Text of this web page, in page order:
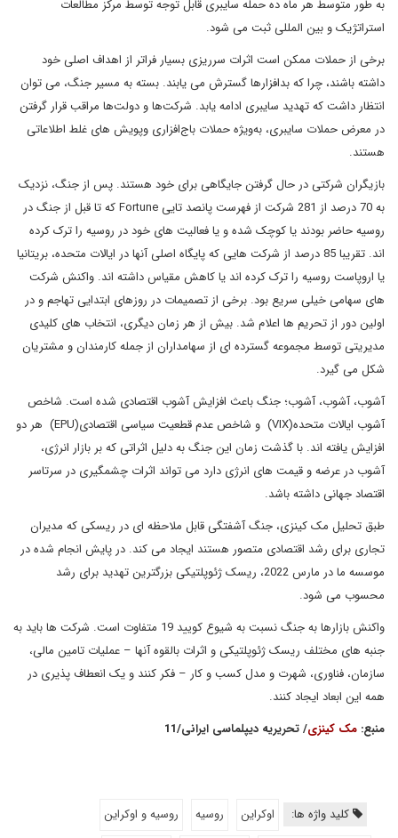
به طور متوسط هر ماه ده حمله سایبری قابل توجه توسط مرکز مطالعات
استراتژیک و بین المللی ثبت می شود.
برخی از حملات ممکن است اثرات سرریزی بسیار فراتر از اهداف اصلی خود
داشته باشند، چرا که بدافزارها گسترش می یابند. بسته به مسیر جنگ، می توان
انتظار داشت که تهدید سایبری ادامه یابد. شرکت‌ها و دولت‌ها مراقب قرار گرفتن
در معرض حملات سایبری، به‌ویژه حملات باج‌افزاری وپویش های غلط اطلاعاتی
هستند.
بازیگران شرکتی در حال گرفتن جایگاهی برای خود هستند. پس از جنگ، نزدیک
به 70 درصد از 281 شرکت از فهرست پانصد تایی Fortune که تا قبل از جنگ در
روسیه حاضر بودند یا کوچک شده و یا فعالیت های خود در روسیه را ترک کرده
اند. تقریبا 85 درصد از شرکت هایی که پایگاه اصلی آنها در ایالات متحده، بریتانیا
یا اروپاست روسیه را ترک کرده اند یا کاهش مقیاس داشته اند. واکنش شرکت
های سهامی خیلی سریع بود. برخی از تصمیمات در روزهای ابتدایی تهاجم و در
اولین دور از تحریم ها اعلام شد. بیش از هر زمان دیگری، انتخاب های کلیدی
مدیریتی توسط مجموعه گسترده ای از سهامداران از جمله کارمندان و مشتریان
شکل می گیرد.
آشوب، آشوب، آشوب؛ جنگ باعث افزایش آشوب اقتصادی شده است. شاخص
آشوب ایالات متحده(VIX) و شاخص عدم قطعیت سیاسی اقتصادی(EPU) هر دو
افزایش یافته اند. با گذشت زمان این جنگ به دلیل اثراتی که بر بازار انرژی،
آشوب در عرضه و قیمت های انرژی دارد می تواند اثرات چشمگیری در سرتاسر
اقتصاد جهانی داشته باشد.
طبق تحلیل مک کینزی، جنگ آشفتگی قابل ملاحظه ای در ریسکی که مدیران
تجاری برای رشد اقتصادی متصور هستند ایجاد می کند. در پایش انجام شده در
موسسه ما در مارس 2022، ریسک ژئوپلتیکی بزرگترین تهدید برای رشد
محسوب می شود.
واکنش بازارها به جنگ نسبت به شیوع کویید 19 متفاوت است. شرکت ها باید به
جنبه های مختلف ریسک ژئوپلتیکی و اثرات بالقوه آنها – عملیات تامین مالی،
سازمان، فناوری، شهرت و مدل کسب و کار – فکر کنند و یک انعطاف پذیری در
همه این ابعاد ایجاد کنند.
منبع: مک کینزی/ تحریریه دیپلماسی ایرانی/11
کلید واژه ها: اوکراین روسیه
روسیه و اوکراین